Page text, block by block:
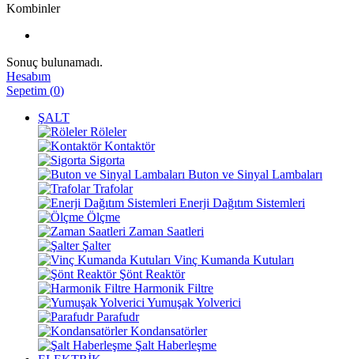
Kombinler
Sonuç bulunamadı.
Hesabım
Sepetim (0)
ŞALT
Röleler
Kontaktör
Sigorta
Buton ve Sinyal Lambaları
Trafolar
Enerji Dağıtım Sistemleri
Ölçme
Zaman Saatleri
Şalter
Vinç Kumanda Kutuları
Şönt Reaktör
Harmonik Filtre
Yumuşak Yolverici
Parafudr
Kondansatörler
Şalt Haberleşme